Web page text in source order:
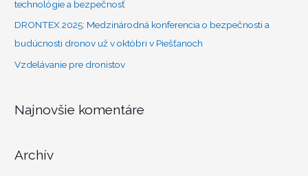
:technológie a bezpečnosť
DRONTEX 2025: Medzinárodná konferencia o bezpečnosti a
budúcnosti dronov už v októbri v Piešťanoch
Vzdelávanie pre dronistov
Najnovšie komentáre
Archív